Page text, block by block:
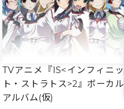
TVアニメ『IS<インフィニッ
ト・ストラトス>2』ボーカル
アルバム(仮)